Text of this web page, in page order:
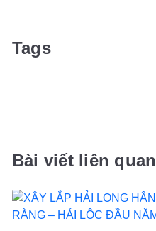
Tags
Bài viết liên quan